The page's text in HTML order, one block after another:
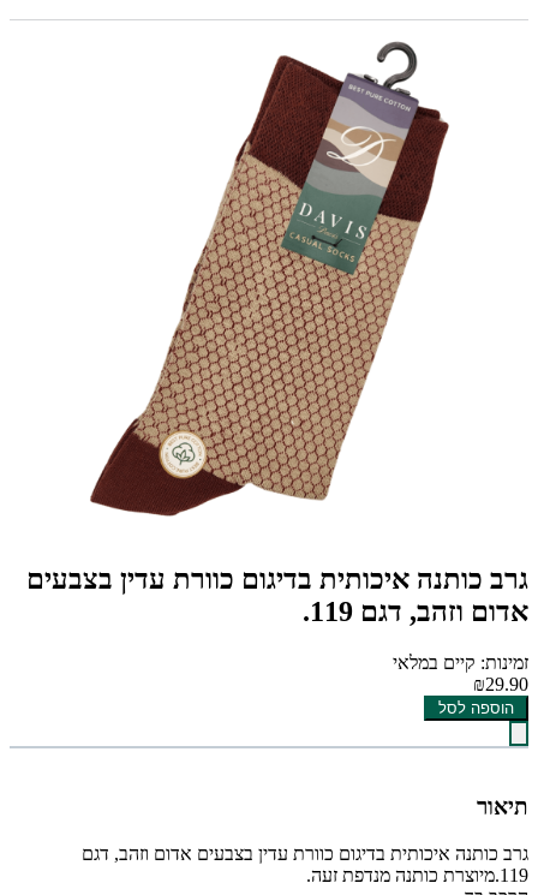
גרב כותנה איכותית בדיגום כוורת עדין בצבעים
אדום וזהב, דגם 119.
זמינות: קיים במלאי
₪29.90
הוספה לסל
תיאור
גרב כותנה איכותית בדיגום כוורת עדין בצבעים אדום וזהב, דגם
119.מיוצרת כותנה מנדפת זעה.